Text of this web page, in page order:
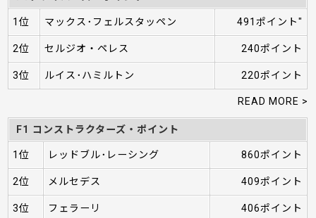
1位 マックス･フェルスタッペン 491ポイント"
2位 セルジオ・ペレス 240ポイント
3位 ルイス･ハミルトン 220ポイント
READ MORE >
F1 コンストラクターズ・ポイント
1位 レッドブル･レーシング 860ポイント
2位 メルセデス 409ポイント
3位 フェラーリ 406ポイント